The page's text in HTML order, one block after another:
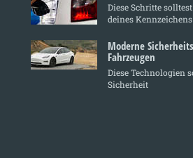
Diese Schritte
deines
Moderne
Fahrzeugen
Diese Technologien
Sicherheit